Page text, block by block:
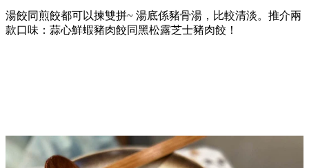
湯餃同煎餃都可以揀雙拼~ 湯底係豬骨湯，比較清淡。推介兩
款口味：蒜心鮮蝦豬肉餃同黑松露芝士豬肉餃！